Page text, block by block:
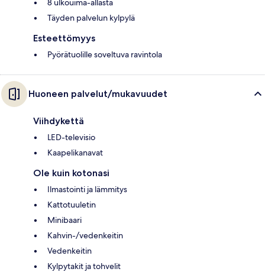
8 ulkouima-allasta
Täyden palvelun kylpylä
Esteettömyys
Pyörätuolille soveltuva ravintola
Huoneen palvelut/mukavuudet
Viihdykettä
LED-televisio
Kaapelikanavat
Ole kuin kotonasi
Ilmastointi ja lämmitys
Kattotuuletin
Minibaari
Kahvin-/vedenkeitin
Vedenkeitin
Kylpytakit ja tohvelit